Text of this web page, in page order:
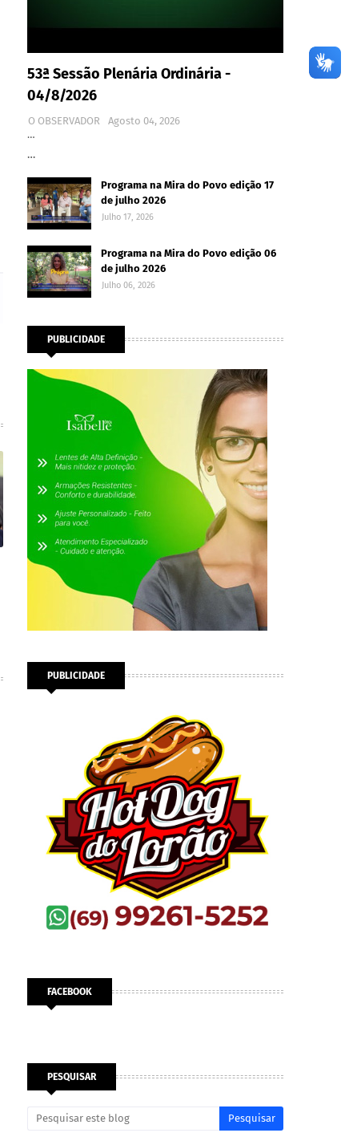
53ª Sessão Plenária Ordinária -
04/8/2026
O OBSERVADOR
Agosto 04, 2026
…
…
Programa na Mira do Povo edição 17
de julho 2026
Julho 17, 2026
Programa na Mira do Povo edição 06
de julho 2026
Julho 06, 2026
PUBLICIDADE
PUBLICIDADE
FACEBOOK
PESQUISAR